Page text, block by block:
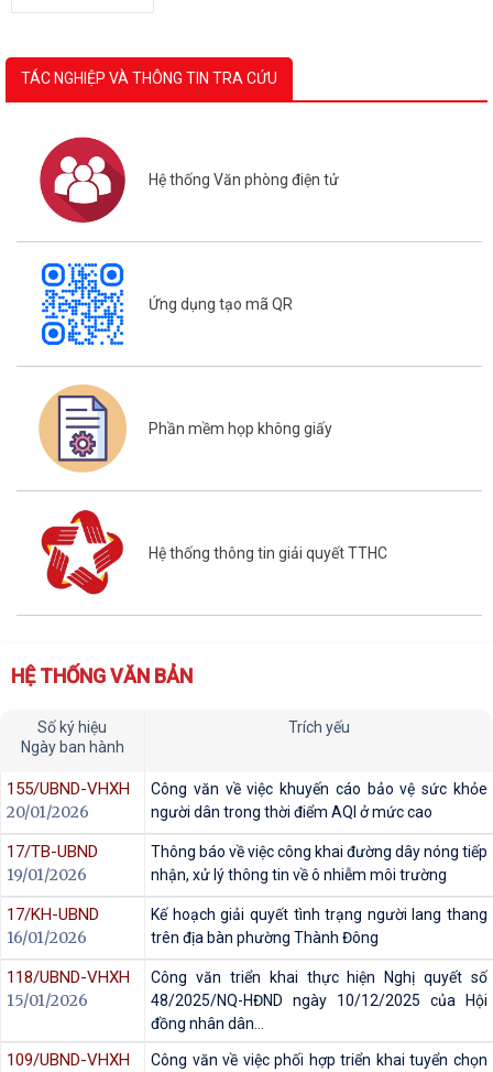
TÁC NGHIỆP VÀ THÔNG TIN TRA CỨU
Hệ thống Văn phòng điện tử
Ứng dụng tạo mã QR
Phần mềm họp không giấy
Hệ thống thông tin giải quyết TTHC
HỆ THỐNG VĂN BẢN
Số ký hiệu
Ngày ban hành
Trích yếu
155/UBND-VHXH
20/01/2026
Công văn về việc khuyến cáo bảo vệ sức khỏe
người dân trong thời điểm AQI ở mức cao
17/TB-UBND
19/01/2026
Thông báo về việc công khai đường dây nóng tiếp
nhận, xử lý thông tin về ô nhiễm môi trường
17/KH-UBND
16/01/2026
Kế hoạch giải quyết tình trạng người lang thang
trên địa bàn phường Thành Đông
118/UBND-VHXH
15/01/2026
Công văn triển khai thực hiện Nghị quyết số
48/2025/NQ-HĐND ngày 10/12/2025 của Hội
đồng nhân dân...
109/UBND-VHXH
Công văn về việc phối hợp triển khai tuyển chọn